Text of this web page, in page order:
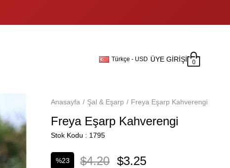
Türkçe - USD ÜYE GIRIŞI 0
Anasayfa Şal & Eşarp Freya Eşarp Kahverengi
Freya Eşarp Kahverengi
Stok Kodu 1795
%23 $4.20 $3.25